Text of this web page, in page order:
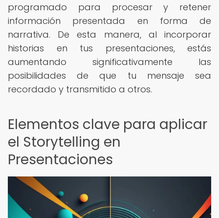
programado para procesar y retener
información presentada en forma de
narrativa. De esta manera, al incorporar
historias en tus presentaciones, estás
aumentando significativamente las
posibilidades de que tu mensaje sea
recordado y transmitido a otros.
Elementos clave para aplicar
el Storytelling en
Presentaciones